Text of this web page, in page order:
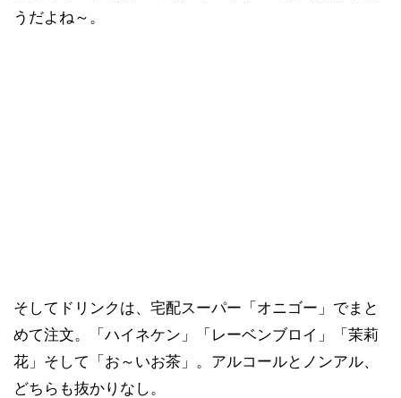
うだよね～。
そしてドリンクは、宅配スーパー「オニゴー」でまと
めて注文。「ハイネケン」「レーベンブロイ」「茉莉
花」そして「お～いお茶」。アルコールとノンアル、
どちらも抜かりなし。